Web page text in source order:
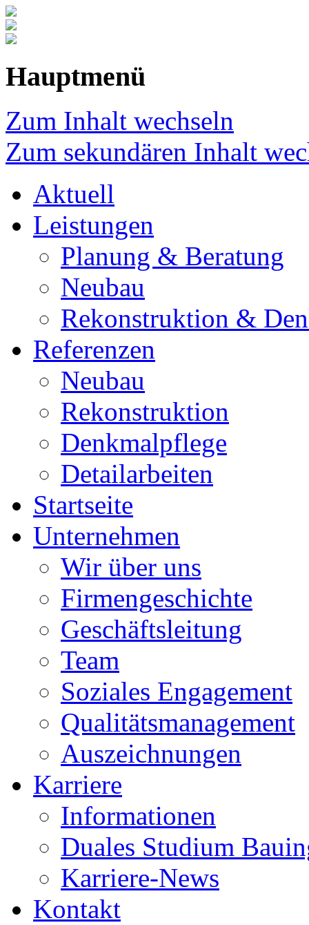
Hauptmenü
Zum Inhalt wechseln
Zum sekundären Inhalt
Aktuell
Leistungen
Planung & Beratung
Neubau
Rekonstruktion &
Referenzen
Neubau
Rekonstruktion
Denkmalpflege
Detailarbeiten
Startseite
Unternehmen
Wir über uns
Firmengeschichte
Geschäftsleitung
Team
Soziales Engagement
Qualitätsmanagement
Auszeichnungen
Karriere
Informationen
Duales Studium
Karriere-News
Kontakt